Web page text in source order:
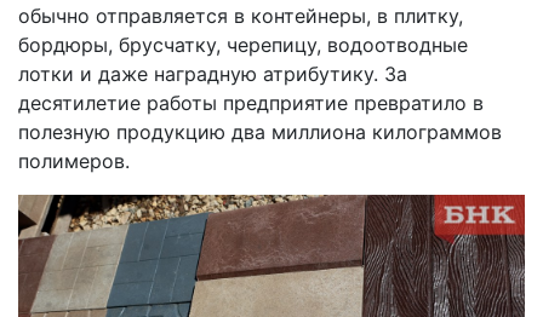
обычно отправляется в контейнеры, в плитку,
бордюры, брусчатку, черепицу, водоотводные
лотки и даже наградную атрибутику. За
десятилетие работы предприятие превратило в
полезную продукцию два миллиона килограммов
полимеров.